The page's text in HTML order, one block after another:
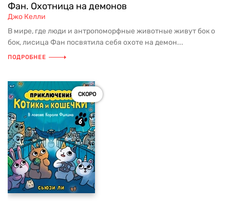
Фан. Охотница на демонов
Джо Келли
В мире, где люди и антропоморфные животные живут бок о
бок, лисица Фан посвятила себя охоте на демон...
ПОДРОБНЕЕ
СКОРО